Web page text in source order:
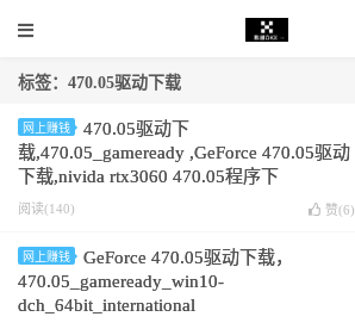
标签：470.05驱动下载
网上赚钱
470.05驱动下
载,470.05_gameready ,GeForce 470.05驱动
下载,nivida rtx3060 470.05程序下
载,470.05_gameready_win10,470.05_win10-
阅读(140) 赞(6)
网上赚钱
GeForce 470.05驱动下载，
470.05_gameready_win10-
dch_64bit_international